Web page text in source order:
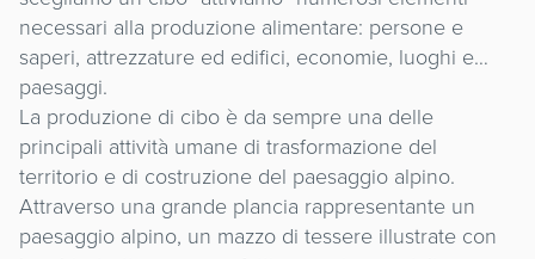
necessari alla produzione alimentare: persone e
saperi, attrezzature ed edifici, economie, luoghi e…
paesaggi.
La produzione di cibo è da sempre una delle
principali attività umane di trasformazione del
territorio e di costruzione del paesaggio alpino.
Attraverso una grande plancia rappresentante un
paesaggio alpino, un mazzo di tessere illustrate con